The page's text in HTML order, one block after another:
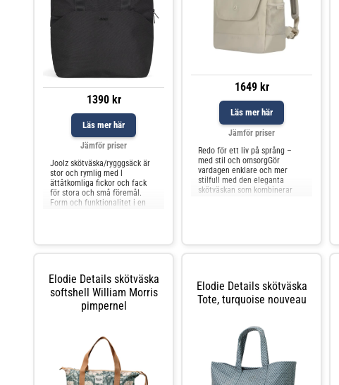
1390 kr
Läs mer här
Jämför priser
Joolz skötväska/rygggsäck är
stor och rymlig med l
ättåtkomliga fickor och fack
för stora och små föremål.
Form och funktionalitet i en
1649 kr
Läs mer här
Jämför priser
Redo för ett liv på språng –
med stil och omsorgGör
vardagen enklare och mer
stilfull med den eleganta
skötväskan som kombinerar
Elodie Details skötväska
softshell William Morris
pimpernel
Elodie Details skötväska
Tote, turquoise nouveau